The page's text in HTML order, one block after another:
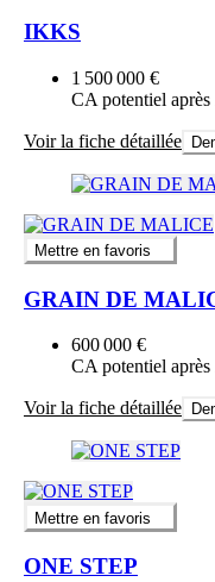
IKKS
1 500 000 €
CA potentiel après
Voir la fiche détaillée
Mettre en favoris
GRAIN DE
600 000 €
CA potentiel après
Voir la fiche détaillée
Mettre en favoris
ONE STEP